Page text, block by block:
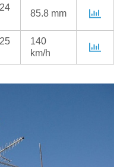
85.8 mm
140
km/h